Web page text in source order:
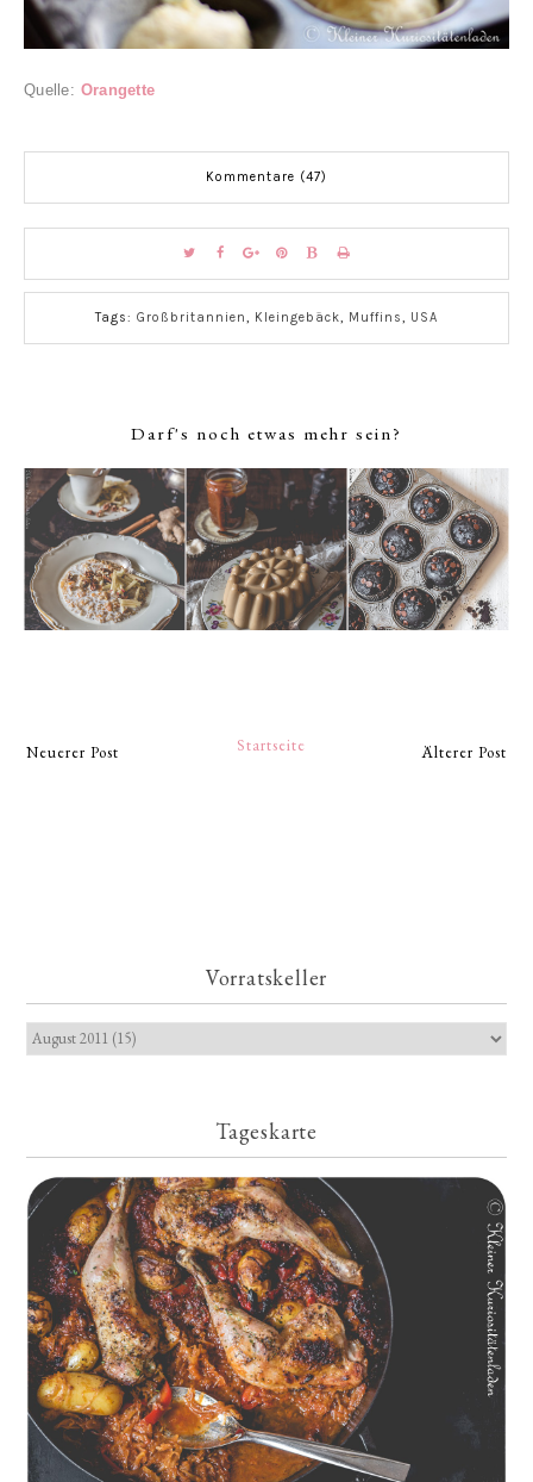
Quelle: Orangette
Kommentare (47)
Tags: Großbritannien Kleingebäck Muffins USA
Darf's noch etwas mehr sein?
Neuerer Post Älterer Post
Startseite
Vorratskeller
Tageskarte